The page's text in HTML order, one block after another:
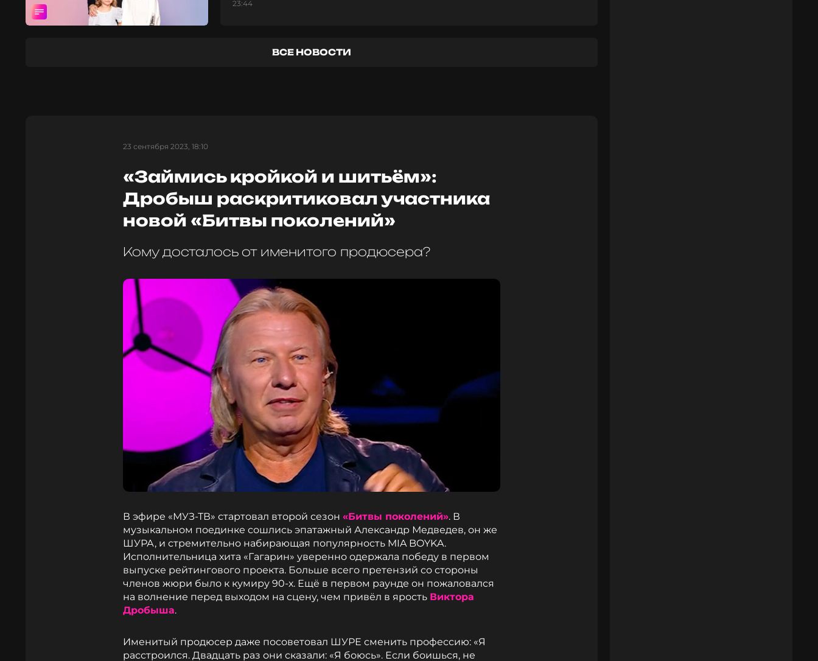
23:44
ВСЕ НОВОСТИ
23 сентября 2023, 18:10
«Займись кройкой и шитьём»:
Дробыш раскритиковал участника
новой «Битвы поколений»
Кому досталось от именитого продюсера?
В эфире «МУЗ-ТВ» стартовал второй сезон «Битвы поколений». В
музыкальном поединке сошлись эпатажный Александр Медведев, он же
ШУРА, и стремительно набирающая популярность MIA BOYKA.
Исполнительница хита «Гагарин» уверенно одержала победу в первом
выпуске рейтингового проекта. Больше всего претензий со стороны
членов жюри было к кумиру 90-х. Ещё в первом раунде он пожаловался
на волнение перед выходом на сцену, чем привёл в ярость Виктора
Дробыша.
Именитый продюсер даже посоветовал ШУРЕ сменить профессию: «Я
расстроился. Двадцать раз они сказали: «Я боюсь». Если боишься, не